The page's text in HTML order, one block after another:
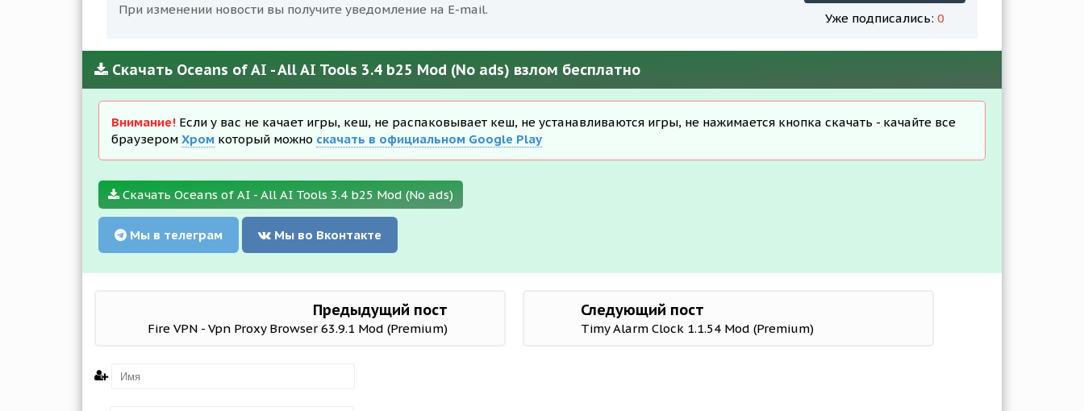
При изменении новости вы получите уведомление на E-mail.
Уже подписались: 0
Скачать Oceans of AI - All AI Tools 3.4 b25 Mod (No ads) взлом бесплатно
Внимание! Если у вас не качает игры, кеш, не распаковывает кеш, не устанавливаются игры, не нажимается кнопка скачать - качайте все
браузером Хром который можно скачать в официальном Google Play
Скачать Oceans of AI - All AI Tools 3.4 b25 Mod (No ads)
Мы в телеграм Мы во Вконтакте
Предыдущий пост
Fire VPN - Vpn Proxy Browser 63.9.1 Mod (Premium)
Следующий пост
Timy Alarm Clock 1.1.54 Mod (Premium)